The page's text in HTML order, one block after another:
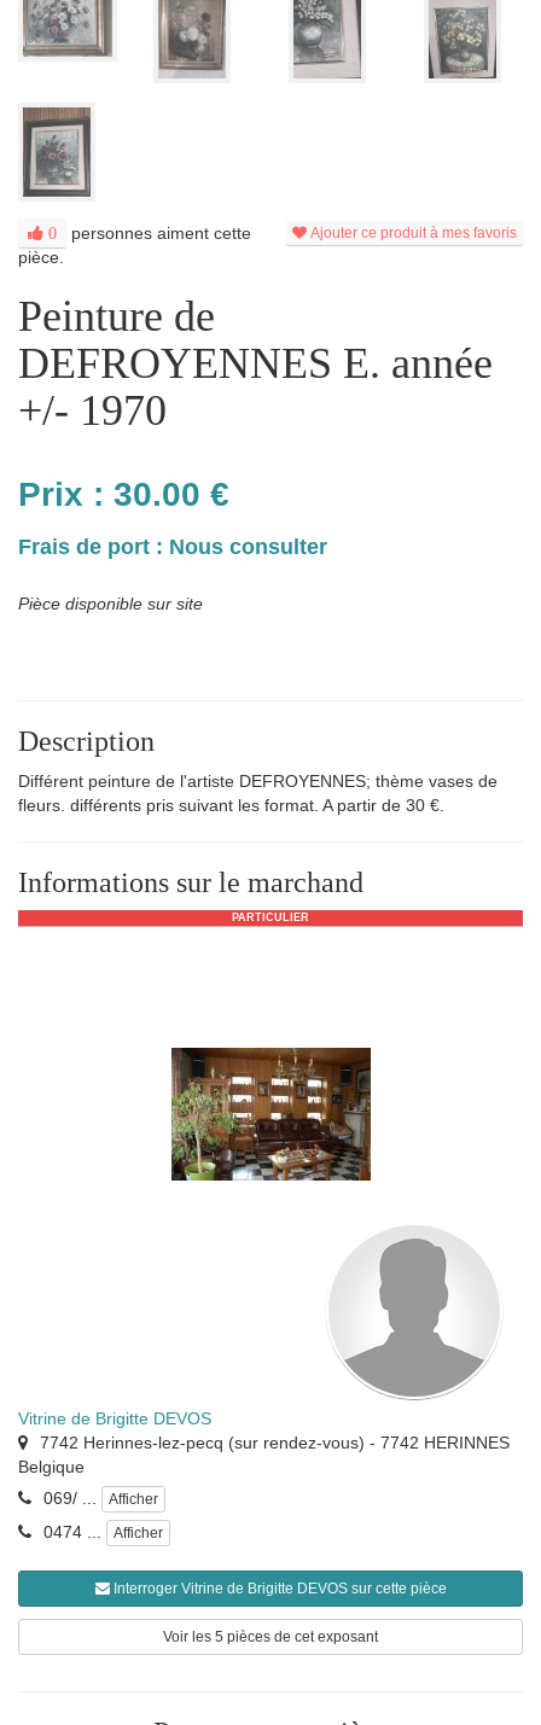
Ajouter ce produit à mes favoris
0
personnes aiment cette
pièce.
Peinture de
DEFROYENNES E. année
+/- 1970
Prix : 30.00 €
Frais de port : Nous consulter
Pièce disponible sur site
Description
Différent peinture de l'artiste DEFROYENNES; thème vases de
fleurs. différents pris suivant les format. A partir de 30 €.
Informations sur le marchand
PARTICULIER
Vitrine de Brigitte DEVOS
7742 Herinnes-lez-pecq (sur rendez-vous) - 7742 HERINNES
Belgique
069/ ...
Afficher
0474 ... Afficher
Interroger Vitrine de Brigitte DEVOS sur cette pièce
Voir les 5 pièces de cet exposant